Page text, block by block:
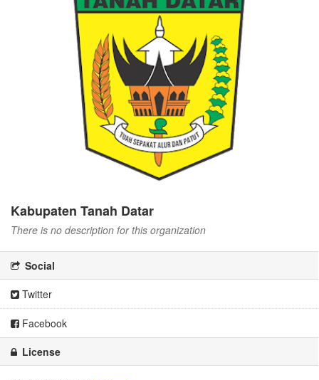
Kabupaten Tanah Datar
There is no description for this organization
Social
Twitter
Facebook
License